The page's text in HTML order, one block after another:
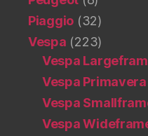
Piaggio (32)
Vespa (223)
Vespa
Vespa Primavera
Vespa
Vespa